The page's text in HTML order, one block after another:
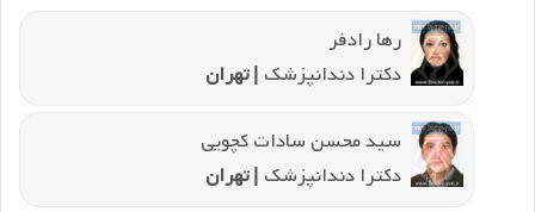
رها رادفر
دکترا دندانپزشک | تهران
سید محسن سادات کچویی
دکترا دندانپزشک | تهران